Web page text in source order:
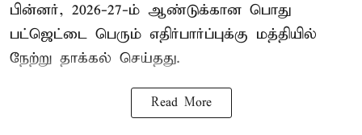
பின்னர், 2026-27-ம் ஆண்டுக்கான பொது
பட்ஜெட்டை பெரும் எதிர்பார்ப்புக்கு மத்தியில்
நேற்று தாக்கல் செய்தது.
Read More